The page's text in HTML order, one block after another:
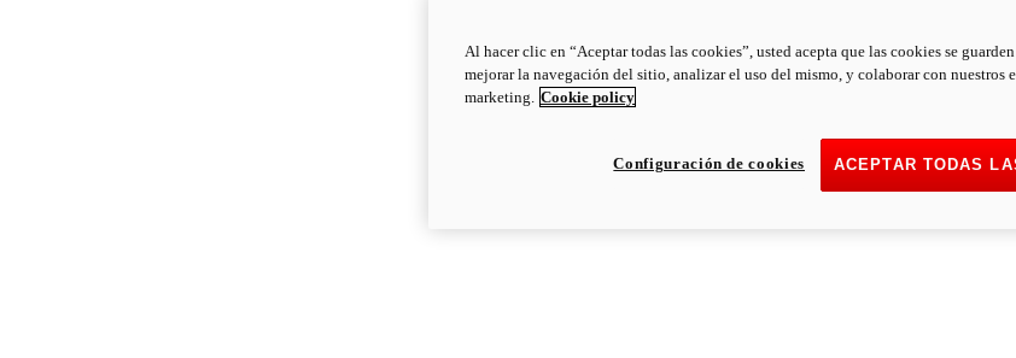
Al hacer clic en “Aceptar todas las cookies”, usted acepta que las cookies se
mejorar la navegación del sitio, analizar el uso del mismo, y colaborar con nuestros
marketing. Cookie policy
ACEPTAR TODAS
Configuración de cookies